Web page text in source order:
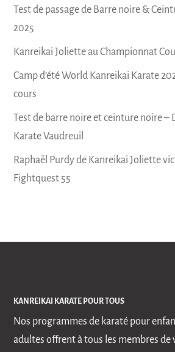
Test de passage de Barre noire &
2025
Kanreikai Joliette au Championnat
Camp d’été World Kanreikai Karate
cours
Test de barre noire et ceinture noire –
Karate Vaudreuil
Raphaël Purdy de Kanreikai Joliette
Fightquest 55
KANREIKAI KARATE POUR TOUS
Nos programmes de karaté pour
adultes offrent à tous les membres de